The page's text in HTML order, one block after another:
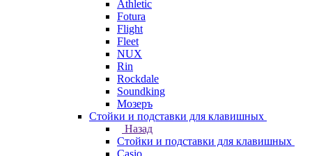
Athletic
Fotura
Flight
Fleet
NUX
Rin
Rockdale
Soundking
Мозеръ
Стойки и подставки для клавишных
Назад
Стойки и подставки для клавишных
Casio